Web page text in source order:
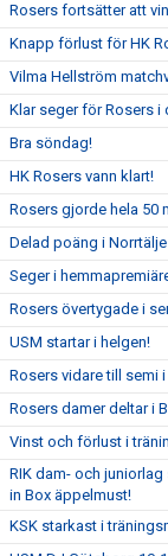
Rosers fortsätter att
Knapp förlust för HK
Vilma Hellström
Klar seger för Rosers
Bra söndag!
HK Rosers vann klart!
Rosers gjorde hela 50
Delad poäng i
Seger i
Rosers övertygade i
USM startar i helgen!
Rosers vidare till semi
Rosers damer deltar i
Vinst och förlust i
RIK dam- och
in Box äppelmust!
KSK starkast i